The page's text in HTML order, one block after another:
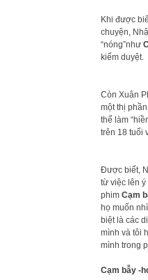
Khi được
chuyện,
“nóng”như
kiểm duyệt.
Còn Xuân
một thị
thể làm
trên 18 tuổi
Được biết,
từ việc lên
phim Cạm
họ muốn
biệt là các
mình và tôi
mình trong
Cạm bẫy -